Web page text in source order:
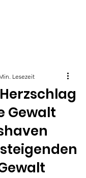
Gewalt
Lesezeit